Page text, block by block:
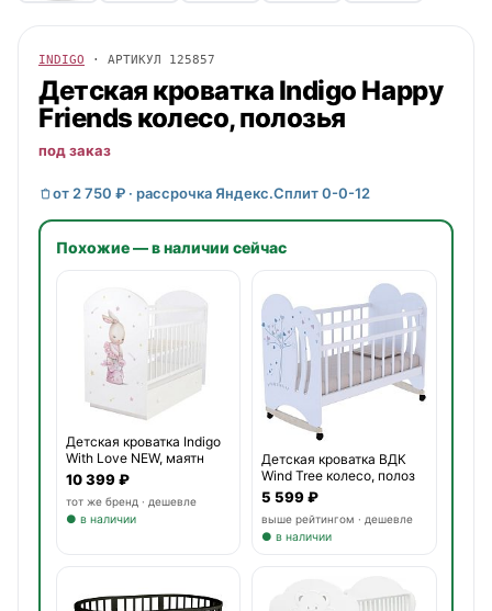
INDIGO · АРТИКУЛ 125857
Детская кроватка Indigo Happy
Friends колесо, полозья
под заказ
от 2 750 ₽ · рассрочка Яндекс.Сплит 0-0-12
Похожие — в наличии сейчас
Детская кроватка Indigo
With Love NEW, маятн
10 399 ₽
тот же бренд · дешевле
● в наличии
Детская кроватка ВДК
Wind Tree колесо, полоз
5 599 ₽
выше рейтингом · дешевле
● в наличии